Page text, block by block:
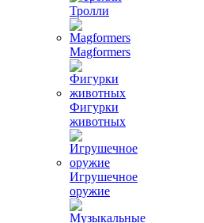
Тролли
Magformers
Фигурки
животных
Игрушечное
оружие